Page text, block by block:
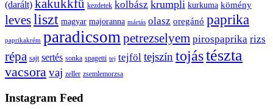
(darált) kakukkfű kezdetek kolbász krumpli kurkuma kömény
levesliszt magyar majoranna mártás olasz oregánó paprika
paprikakrém paradicsompetrezselyem pirospaprika rizs
répa sajt sertés sonka spagetti tej tejföl tejszíntojástészta
vacsoravaj zeller zsemlemorzsa
Instagram Feed